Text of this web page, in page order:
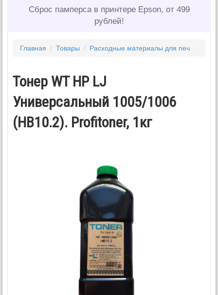
Сброс памперса в принтере Epson, от 499
рублей!
Главная / Товары / Расходные материалы для печати
Тонер WT HP LJ
Универсальный 1005/1006
(HB10.2). Profitoner, 1кг